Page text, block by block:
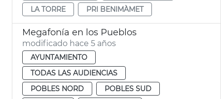
LA TORRE
PRI BENIMÀMET
Megafonía en los Pueblos
modificado hace 5 años
AYUNTAMIENTO
TODAS LAS AUDIENCIAS
POBLES NORD
POBLES SUD